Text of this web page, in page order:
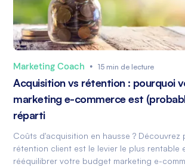
Marketing Coach • 15 min de lecture
Acquisition vs rétention : pourquoi
marketing e-commerce est
réparti
Coûts d'acquisition en hausse ? Découvrez
rétention client est le levier le plus rentable
rééquilibrer votre budget marketing e-